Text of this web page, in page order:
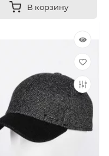
В корзину